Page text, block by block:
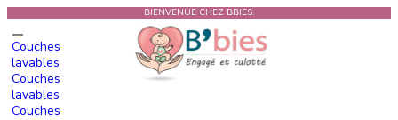
BIENVENUE CHEZ BBIES.
Couches
lavables
Couches
lavables
Couches